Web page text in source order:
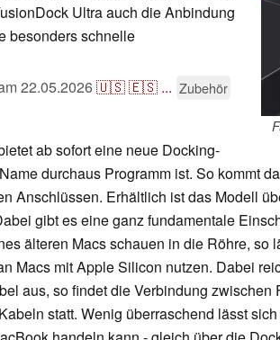
Ultra auch die Anbindung
besonders schnelle
22.05.2026🇺🇸🇪🇸 ... Zubehör
ab sofort eine neue Docking-
durchaus Programm ist. So kommt
Anschlüssen. Erhältlich ist das Modell
gibt es eine ganz fundamentale
älteren Macs schauen in die Röhre, so
Macs mit Apple Silicon nutzen. Dabei
aus, so findet die Verbindung zwischen
statt. Wenig überraschend lässt